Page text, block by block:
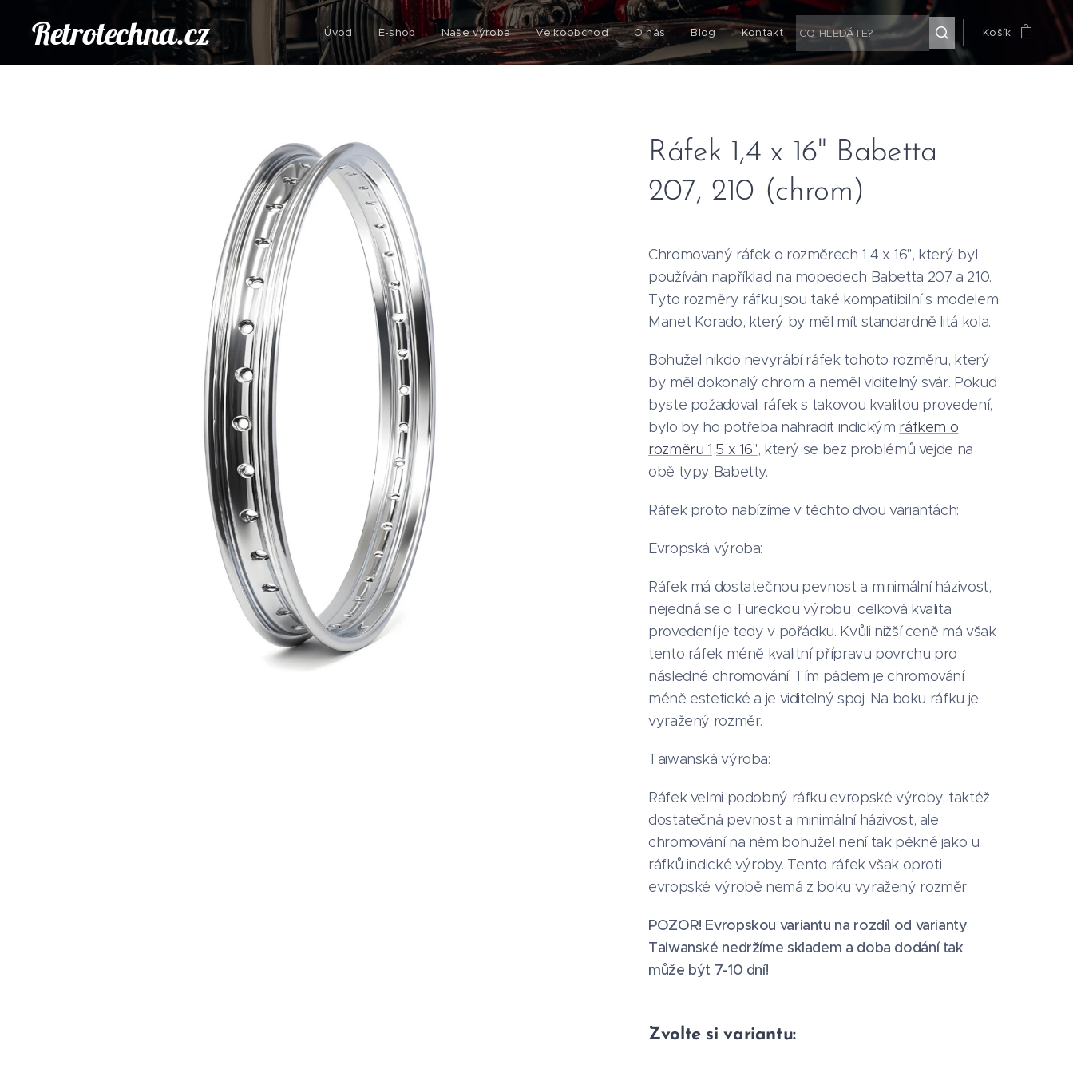
Retrotechna.cz Úvod E-shop Naše výroba Velkoobchod O nás Blog Kontakt Košík
Ráfek 1,4 x 16" Babetta
207, 210 (chrom)
Chromovaný ráfek o rozměrech 1,4 x 16", který byl
používán například na mopedech Babetta 207 a 210.
Tyto rozměry ráfku jsou také kompatibilní s modelem
Manet Korado, který by měl mít standardně litá kola.
Bohužel nikdo nevyrábí ráfek tohoto rozměru, který
by měl dokonalý chrom a neměl viditelný svár. Pokud
byste požadovali ráfek s takovou kvalitou provedení,
bylo by ho potřeba nahradit indickým ráfkem o
rozměru 1,5 x 16", který se bez problémů vejde na
obě typy Babetty.
Ráfek proto nabízíme v těchto dvou variantách:
Evropská výroba:
Ráfek má dostatečnou pevnost a minimální házivost,
nejedná se o Tureckou výrobu, celková kvalita
provedení je tedy v pořádku. Kvůli nižší ceně má však
tento ráfek méně kvalitní přípravu povrchu pro
následné chromování. Tím pádem je chromování
méně estetické a je viditelný spoj. Na boku ráfku je
vyražený rozměr.
Taiwanská výroba:
Ráfek velmi podobný ráfku evropské výroby, taktéž
dostatečná pevnost a minimální házivost, ale
chromování na něm bohužel není tak pěkné jako u
ráfků indické výroby. Tento ráfek však oproti
evropské výrobě nemá z boku vyražený rozměr.
POZOR! Evropskou variantu na rozdíl od varianty
Taiwanské nedržíme skladem a doba dodání tak
může být 7-10 dní!
Zvolte si variantu: